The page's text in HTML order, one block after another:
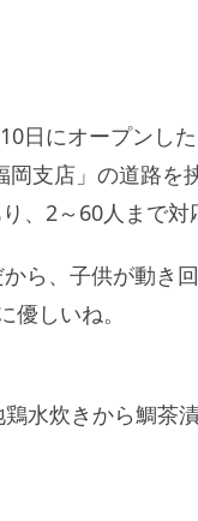
日にオープンした
支店」の道路を
、2～60人まで対
ら、子供が動き
しいね。
水炊きから鯛茶